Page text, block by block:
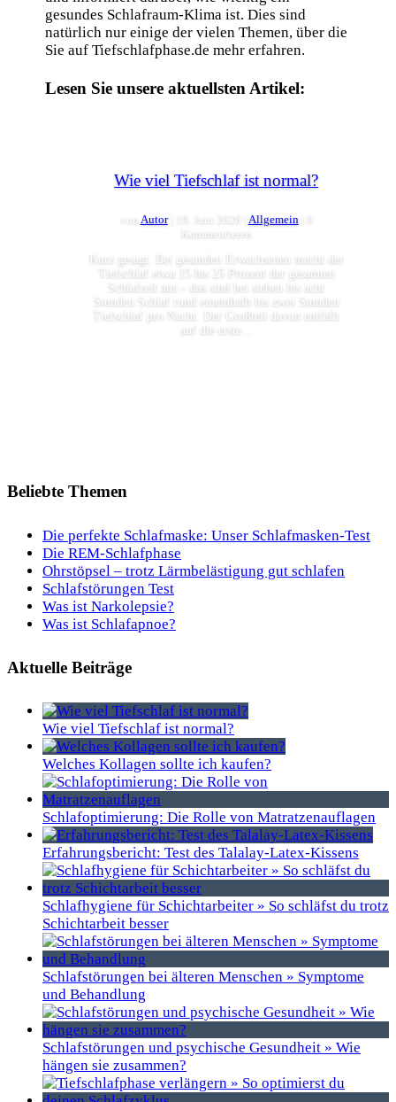
gesundes Schlafraum-Klima ist. Dies sind
natürlich nur einige der vielen Themen, über die
Sie auf Tiefschlafphase.de mehr erfahren.
Lesen Sie unsere aktuellsten Artikel:
Wie viel Tiefschlaf ist normal?
von Autor| 19. Juni 2026 Allgemein
Kommentieren
Kurz gesagt: Bei gesunden Erwachsenen macht der
Tiefschlaf etwa 15 bis 25 Prozent der gesamten
Schlafzeit aus – das sind bei sieben bis acht
Stunden Schlaf rund eineinhalb bis zwei Stunden
Tiefschlaf pro Nacht. Der Großteil davon entfällt
auf die erste...
Beliebte Themen
Die perfekte Schlafmaske: Unser Schlafmasken-Test
Die REM-Schlafphase
Ohrstöpsel – trotz Lärmbelästigung gut schlafen
Schlafstörungen Test
Was ist Narkolepsie?
Was ist Schlafapnoe?
Aktuelle Beiträge
Wie viel Tiefschlaf ist normal?
Welches Kollagen sollte ich kaufen?
Schlafoptimierung: Die Rolle von Matratzenauflagen
Erfahrungsbericht: Test des Talalay-Latex-Kissens
Schlafhygiene für Schichtarbeiter » So schläfst du trotz
Schichtarbeit besser
Schlafstörungen bei älteren Menschen » Symptome
und Behandlung
Schlafstörungen und psychische Gesundheit » Wie
hängen sie zusammen?